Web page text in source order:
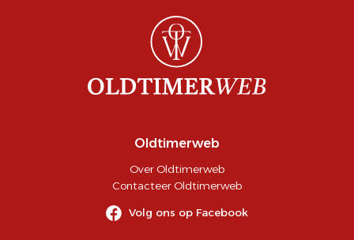
Oldtimerweb
Over Oldtimerweb
Contacteer Oldtimerweb
Volg ons op Facebook